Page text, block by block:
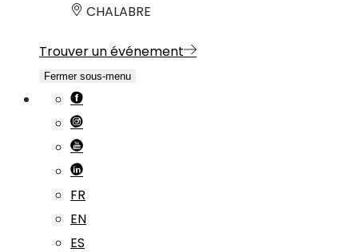
CHALABRE
Trouver un événement
Fermer sous-menu
FR
EN
ES